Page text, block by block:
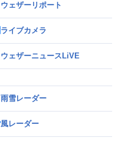
ウェザーリポート
ライブカメラ
ウェザーニュースLiVE
雨雪レーダー
風レーダー